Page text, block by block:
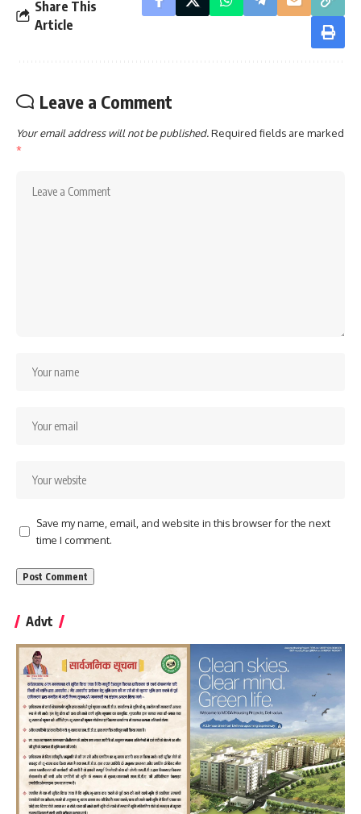
Share This
Article
Leave a Comment
Your email address will not be published.Required fields are marked
*
Save my name, email, and website in this browser for the next
time I comment.
Advt